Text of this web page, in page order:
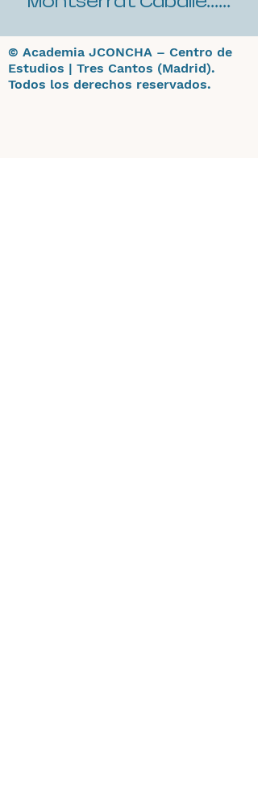
© Academia JCONCHA – Centro de
Estudios | Tres Cantos (Madrid).
Todos los derechos reservados.